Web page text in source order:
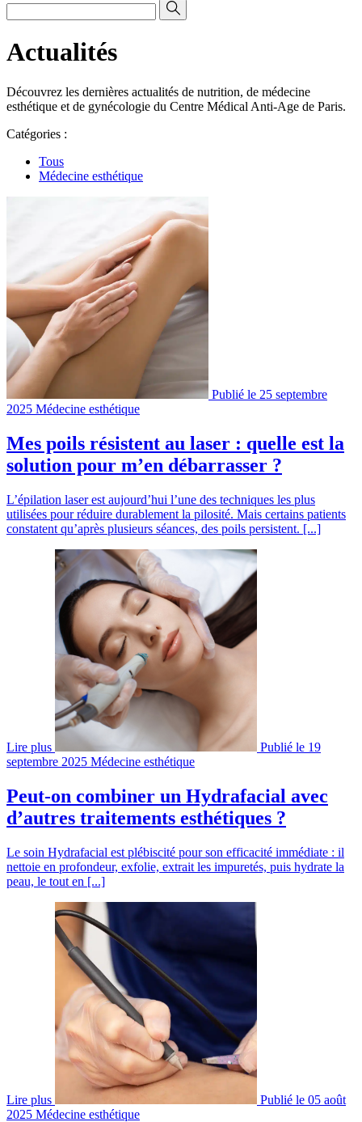
Actualités
Découvrez les dernières actualités de nutrition, de médecine
esthétique et de gynécologie du Centre Médical Anti-Age de Paris.
Catégories :
Tous
Médecine esthétique
Publié le 25 septembre
2025 Médecine esthétique
Mes poils résistent au laser : quelle est la
solution pour m’en débarrasser ?
L’épilation laser est aujourd’hui l’une des techniques les plus
utilisées pour réduire durablement la pilosité. Mais certains patients
constatent qu’après plusieurs séances, des poils persistent. [...]
Lire plus
Publié le 19
septembre 2025 Médecine esthétique
Peut-on combiner un Hydrafacial avec
d’autres traitements esthétiques ?
Le soin Hydrafacial est plébiscité pour son efficacité immédiate : il
nettoie en profondeur, exfolie, extrait les impuretés, puis hydrate la
peau, le tout en [...]
Lire plus
Publié le 05 août
2025 Médecine esthétique